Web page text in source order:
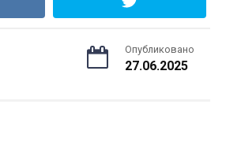
Опубликовано
27.06.2025